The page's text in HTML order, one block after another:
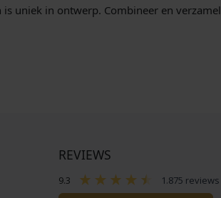
uniek in ontwerp. Combineer en verzamel
REVIEWS
9.3 1.875 reviews